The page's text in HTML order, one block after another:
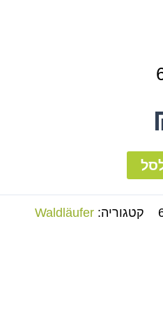
קטגוריה: Waldläufer